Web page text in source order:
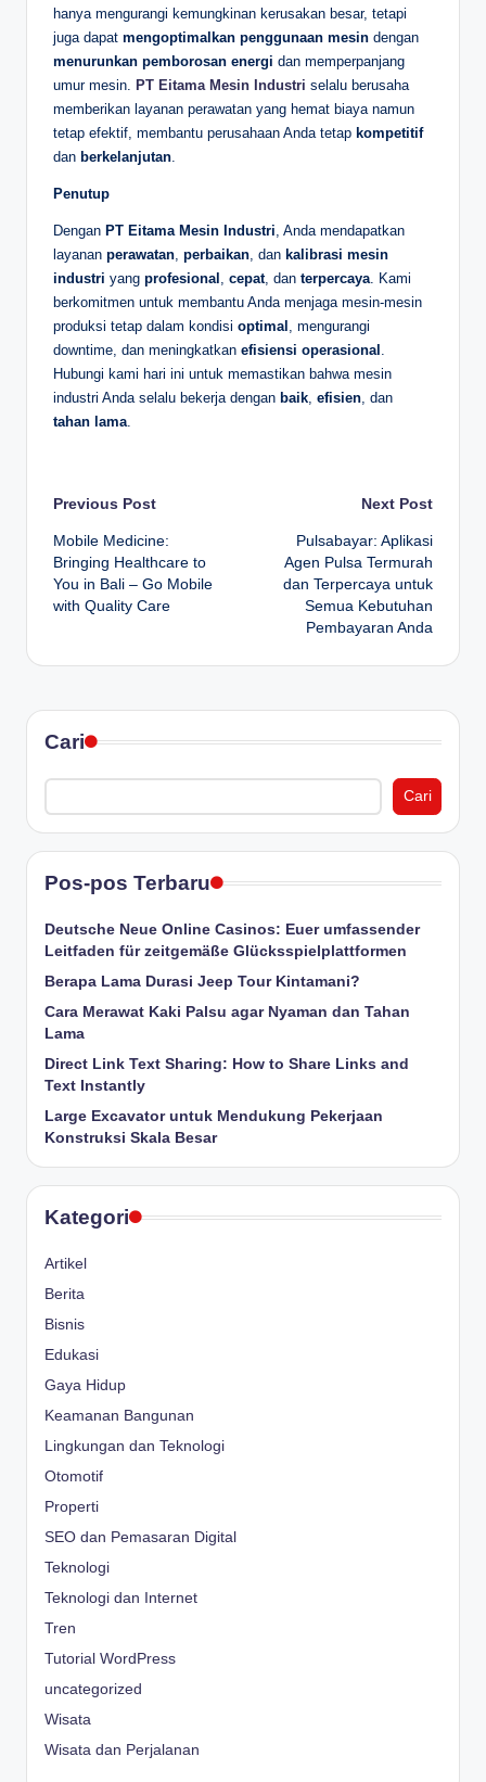
hanya mengurangi kemungkinan kerusakan besar, tetapi
juga dapat mengoptimalkan penggunaan mesin dengan
menurunkan pemborosan energi dan memperpanjang
umur mesin. PT Eitama Mesin Industri selalu berusaha
memberikan layanan perawatan yang hemat biaya namun
tetap efektif, membantu perusahaan Anda tetap kompetitif
dan berkelanjutan.
Penutup
Dengan PT Eitama Mesin Industri, Anda mendapatkan
layanan perawatan, perbaikan, dan kalibrasi mesin
industri yang profesional , cepat, dan terpercaya. Kami
berkomitmen untuk membantu Anda menjaga mesin-mesin
produksi tetap dalam kondisi optimal , mengurangi
downtime, dan meningkatkan efisiensi operasional .
Hubungi kami hari ini untuk memastikan bahwa mesin
industri Anda selalu bekerja dengan baik, efisien, dan
tahan lama.
Post
navigation
Previous Post
Mobile Medicine:
Bringing Healthcare to
You in Bali – Go Mobile
with Quality Care
Next Post
Pulsabayar: Aplikasi
Agen Pulsa Termurah
dan Terpercaya untuk
Semua Kebutuhan
Pembayaran Anda
Cari
Cari
Pos-pos Terbaru
Deutsche Neue Online Casinos: Euer umfassender
Leitfaden für zeitgemäße Glücksspielplattformen
Berapa Lama Durasi Jeep Tour Kintamani?
Cara Merawat Kaki Palsu agar Nyaman dan Tahan
Lama
Direct Link Text Sharing: How to Share Links and
Text Instantly
Large Excavator untuk Mendukung Pekerjaan
Konstruksi Skala Besar
Kategori
Artikel
Berita
Bisnis
Edukasi
Gaya Hidup
Keamanan Bangunan
Lingkungan dan Teknologi
Otomotif
Properti
SEO dan Pemasaran Digital
Teknologi
Teknologi dan Internet
Tren
Tutorial WordPress
uncategorized
Wisata
Wisata dan Perjalanan